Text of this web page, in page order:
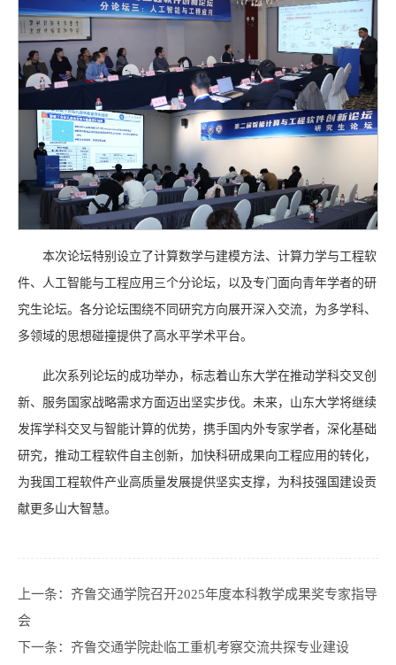
本次论坛特别设立了计算数学与建模方法、计算力学与工程软
件、人工智能与工程应用三个分论坛，以及专门面向青年学者的研
究生论坛。各分论坛围绕不同研究方向展开深入交流，为多学科、
多领域的思想碰撞提供了高水平学术平台。
此次系列论坛的成功举办，标志着山东大学在推动学科交叉创
新、服务国家战略需求方面迈出坚实步伐。未来，山东大学将继续
发挥学科交叉与智能计算的优势，携手国内外专家学者，深化基础
研究，推动工程软件自主创新，加快科研成果向工程应用的转化，
为我国工程软件产业高质量发展提供坚实支撑，为科技强国建设贡
献更多山大智慧。
上一条： 齐鲁交通学院召开2025年度本科教学成果奖专家指导
会
下一条： 齐鲁交通学院赴临工重机考察交流共探专业建设